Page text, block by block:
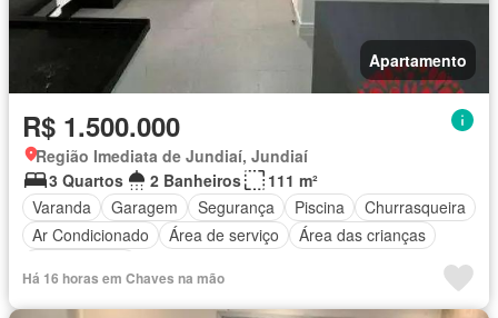
Apartamento
R$ 1.500.000
Região Imediata de Jundiaí, Jundiaí
3 Quartos
2 Banheiros
111 m²
Varanda
Garagem Segurança Piscina
Churrasqueira
Ar Condicionado
Área de serviço
Área das crianças
Há 16 horas em Chaves na mão